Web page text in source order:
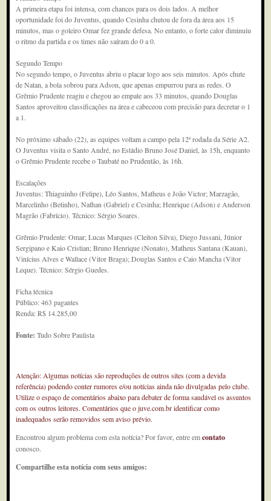
A primeira etapa foi intensa, com chances para os dois lados. A melhor
oportunidade foi do Juventus, quando Cesinha chutou de fora da área aos 15
minutos, mas o goleiro Omar fez grande defesa. No entanto, o forte calor diminuiu
o ritmo da partida e os times não saíram do 0 a 0.
Segundo Tempo
No segundo tempo, o Juventus abriu o placar logo aos seis minutos. Após chute
de Natan, a bola sobrou para Adson, que apenas empurrou para as redes. O
Grêmio Prudente reagiu e chegou ao empate aos 33 minutos, quando Douglas
Santos aproveitou classificações na área e cabeceou com precisão para decretar o 1
a 1.
No próximo sábado (22), as equipes voltam a campo pela 12ª rodada da Série A2.
O Juventus visita o Santo André, no Estádio Bruno José Daniel, às 15h, enquanto
o Grêmio Prudente recebe o Taubaté no Prudentão, às 16h.
Escalações
Juventus: Thiaguinho (Felipe), Léo Santos, Matheus e João Victor; Marzagão,
Marcelinho (Betinho), Nathan (Gabriel) e Cesinha; Henrique (Adson) e Anderson
Magrão (Fabrício). Técnico: Sérgio Soares.
Grêmio Prudente: Omar; Lucas Marques (Cleiton Silva), Diego Jussani, Júnior
Sergipano e Kaio Cristian; Bruno Henrique (Nonato), Matheus Santana (Kauan),
Vinícius Alves e Wallace (Vitor Braga); Douglas Santos e Caio Mancha (Vitor
Leque). Técnico: Sérgio Guedes.
Ficha técnica
Público: 463 pagantes
Renda: R$ 14.285,00
Fonte:Tudo Sobre Paulista
Atenção: Algumas notícias são reproduções de outros sites (com a devida
referência) podendo conter rumores e/ou notícias ainda não divulgadas pelo clube.
Utilize o espaço de comentários abaixo para debater de forma saudável os assuntos
com os outros leitores. Comentários que o juve.com.br identificar como
inadequados serão removidos sem aviso prévio.
Encontrou algum problema com esta notícia? Por favor, entre emcontato
conosco.
Compartilhe esta notícia com seus amigos: